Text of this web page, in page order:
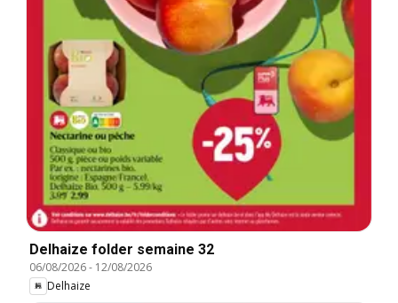
Delhaize folder semaine 32
06/08/2026- 12/08/2026
Delhaize